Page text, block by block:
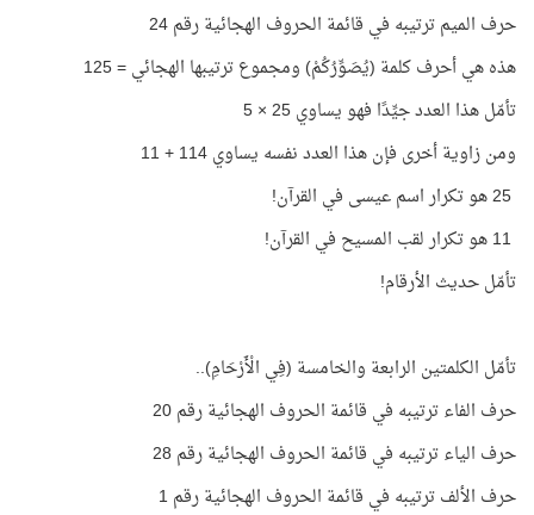
حرف الميم ترتيبه في قائمة الحروف الهجائية رقم 24
هذه هي أحرف كلمة (يُصَوِّرُكُمْ) ومجموع ترتيبها الهجائي = 125
تأمّل هذا العدد جيِّدًا فهو يساوي 25 × 5
ومن زاوية أخرى فإن هذا العدد نفسه يساوي 114 + 11
25هو تكرار اسم عيسى في القرآن!
11هو تكرار لقب المسيح في القرآن!
تأمّل حديث الأرقام!
تأمّل الكلمتين الرابعة والخامسة (فِي الْأَرْحَامِ)..
حرف الفاء ترتيبه في قائمة الحروف الهجائية رقم 20
حرف الياء ترتيبه في قائمة الحروف الهجائية رقم 28
حرف الألف ترتيبه في قائمة الحروف الهجائية رقم 1